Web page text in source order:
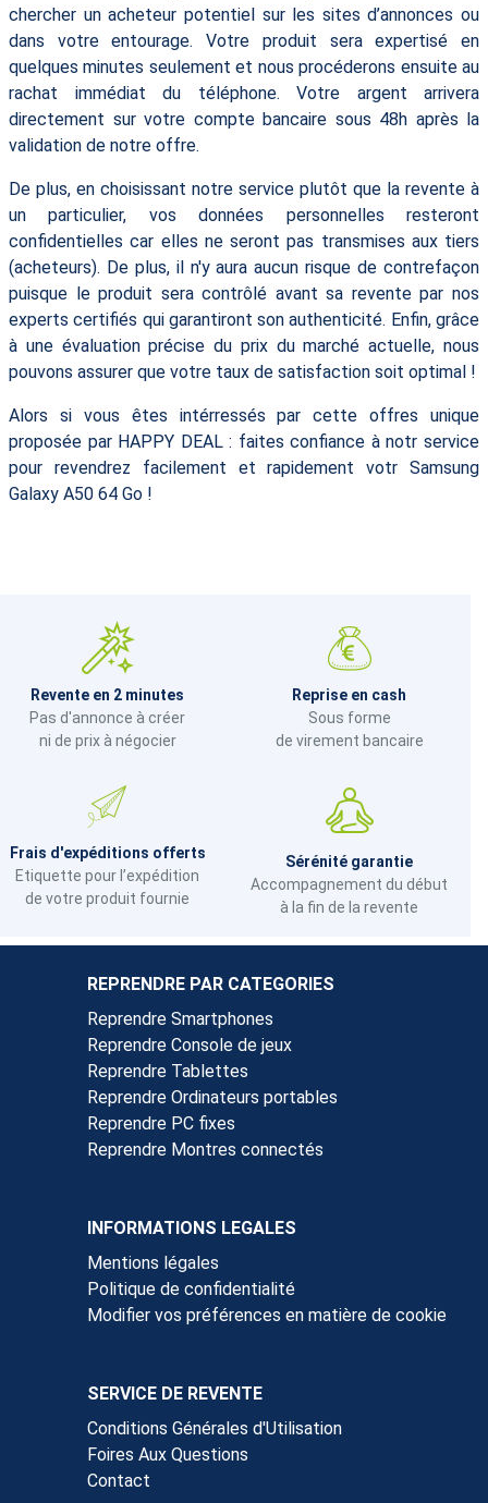
chercher un acheteur potentiel sur les sites d’annonces ou
dans votre entourage. Votre produit sera expertisé en
quelques minutes seulement et nous procéderons ensuite au
rachat immédiat du téléphone. Votre argent arrivera
directement sur votre compte bancaire sous 48h après la
validation de notre offre.
De plus, en choisissant notre service plutôt que la revente à
un particulier, vos données personnelles resteront
confidentielles car elles ne seront pas transmises aux tiers
(acheteurs). De plus, il n'y aura aucun risque de contrefaçon
puisque le produit sera contrôlé avant sa revente par nos
experts certifiés qui garantiront son authenticité. Enfin, grâce
à une évaluation précise du prix du marché actuelle, nous
pouvons assurer que votre taux de satisfaction soit optimal !
Alors si vous êtes intérressés par cette offres unique
proposée par HAPPY DEAL : faites confiance à notr service
pour revendrez facilement et rapidement votr Samsung
Galaxy A50 64 Go !
Revente en 2 minutes
Pas d'annonce à créer
ni de prix à négocier
Reprise en cash
Sous forme
de virement bancaire
Frais d'expéditions offerts
Etiquette pour l’expédition
de votre produit fournie
Sérénité garantie
Accompagnement du début
à la fin de la revente
REPRENDRE PAR CATEGORIES
Reprendre Smartphones
Reprendre Console de jeux
Reprendre Tablettes
Reprendre Ordinateurs portables
Reprendre PC fixes
Reprendre Montres connectés
INFORMATIONS LEGALES
Mentions légales
Politique de confidentialité
Modifier vos préférences en matière de cookie
SERVICE DE REVENTE
Conditions Générales d'Utilisation
Foires Aux Questions
Contact